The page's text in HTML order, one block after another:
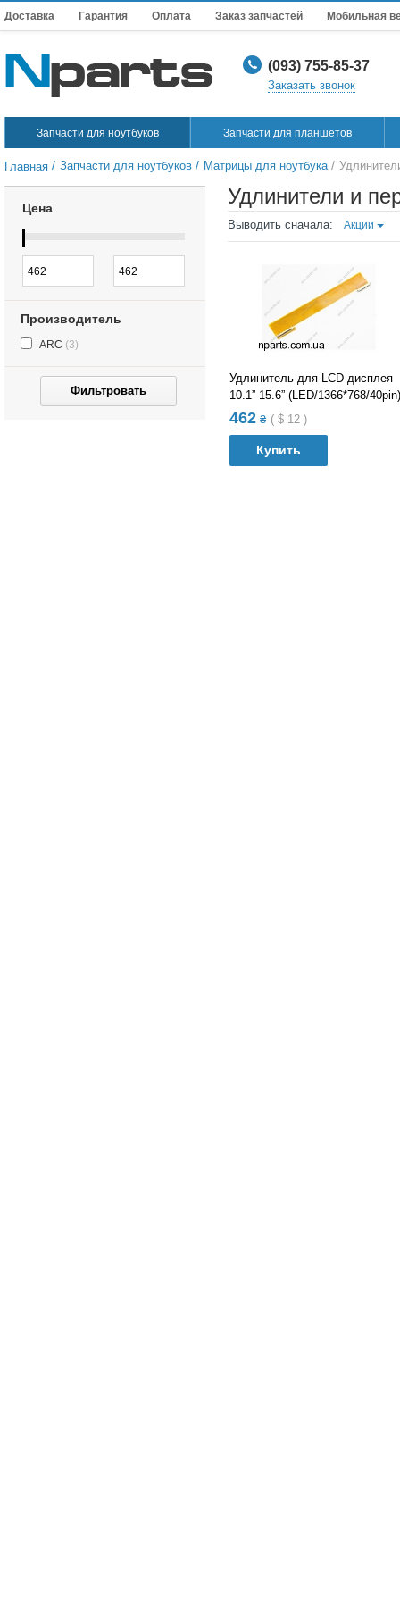
Доставка Гарантия Оплата Заказ запчастей Мобильная
(093) 755-85-37
Заказать звонок
Запчасти для ноутбуков Запчасти для планшетов
Главная / Запчасти для ноутбуков / Матрицы для ноутбука /
Удлинители и
Выводить сначала: Акции
Удлинитель для LCD дисплея
10.1”-15.6” (LED/1366*768/40pin)
462 ₴ ( $ 12)
Купить
Цена
Производитель
ARC (3)
Фильтровать